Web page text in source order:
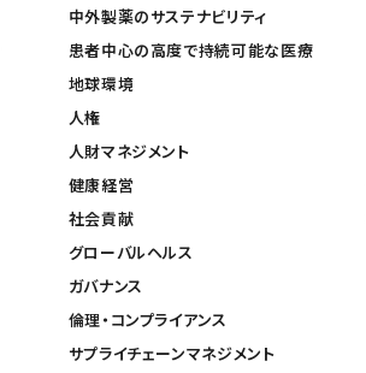
中外製薬のサステナビリティ
患者中心の高度で持続可能な医療
地球環境
人権
人財マネジメント
健康経営
社会貢献
グローバルヘルス
ガバナンス
倫理・コンプライアンス
サプライチェーンマネジメント